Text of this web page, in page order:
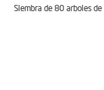
Siembra de 80 arboles